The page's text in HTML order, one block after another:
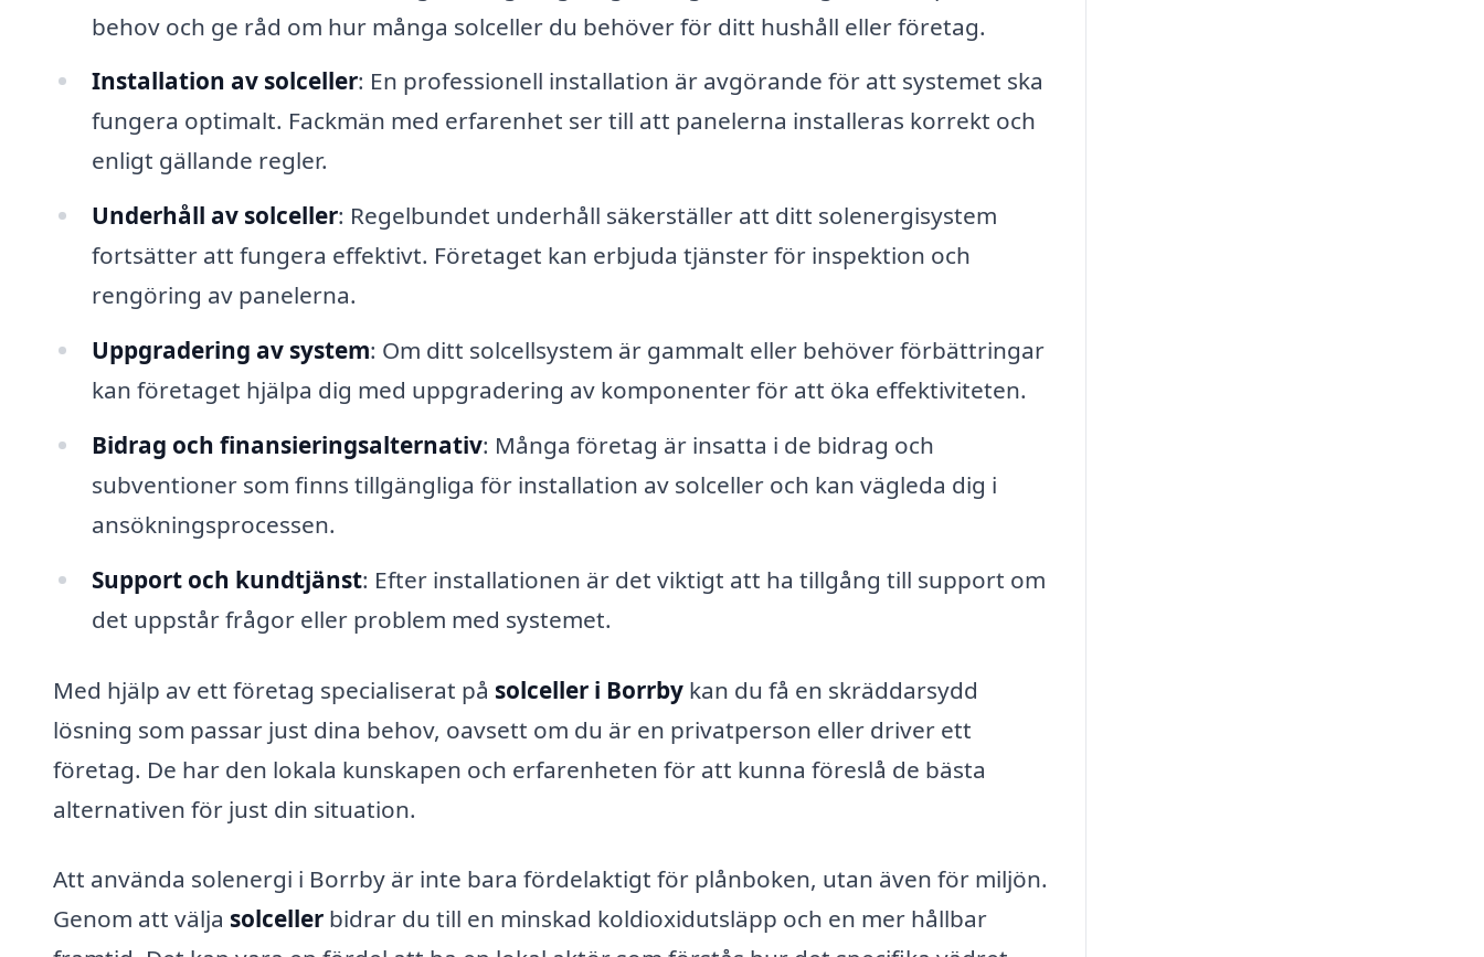
behov och ge råd om hur många solceller du behöver för ditt hushåll eller företag.
Installation av solceller: En professionell installation är avgörande för att systemet ska
fungera optimalt. Fackmän med erfarenhet ser till att panelerna installeras korrekt och
enligt gällande regler.
Underhåll av solceller: Regelbundet underhåll säkerställer att ditt solenergisystem
fortsätter att fungera effektivt. Företaget kan erbjuda tjänster för inspektion och
rengöring av panelerna.
Uppgradering av system: Om ditt solcellsystem är gammalt eller behöver förbättringar
kan företaget hjälpa dig med uppgradering av komponenter för att öka effektiviteten.
Bidrag och finansieringsalternativ: Många företag är insatta i de bidrag och
subventioner som finns tillgängliga för installation av solceller och kan vägleda dig i
ansökningsprocessen.
Support och kundtjänst: Efter installationen är det viktigt att ha tillgång till support om
det uppstår frågor eller problem med systemet.
Med hjälp av ett företag specialiserat på solceller i Borrby kan du få en skräddarsydd
lösning som passar just dina behov, oavsett om du är en privatperson eller driver ett
företag. De har den lokala kunskapen och erfarenheten för att kunna föreslå de bästa
alternativen för just din situation.
Att använda solenergi i Borrby är inte bara fördelaktigt för plånboken, utan även för miljön.
Genom att välja solceller bidrar du till en minskad koldioxidutsläpp och en mer hållbar